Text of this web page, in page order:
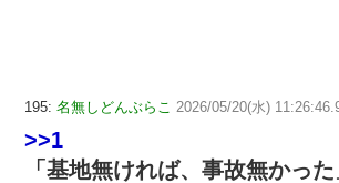
195: 名無しどんぶらこ 2026/05/20(水)
>>1
「基地無ければ、事故無かっ